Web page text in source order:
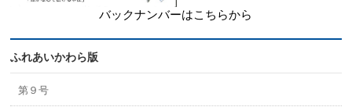
バックナンバーはこちらから
ふれあいかわら版
第９号